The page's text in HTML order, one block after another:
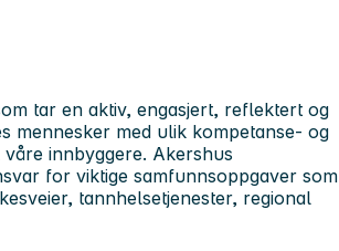
tar en aktiv, engasjert, reflektert og
mennesker med ulik kompetanse- og
innbyggere. Akershus
for viktige samfunnsoppgaver som
tannhelsetjenester, regional